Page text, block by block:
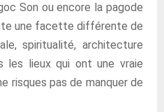
Son ou encore la pagode
une facette différente de
spiritualité, architecture
les lieux qui ont une vraie
risques pas de manquer de